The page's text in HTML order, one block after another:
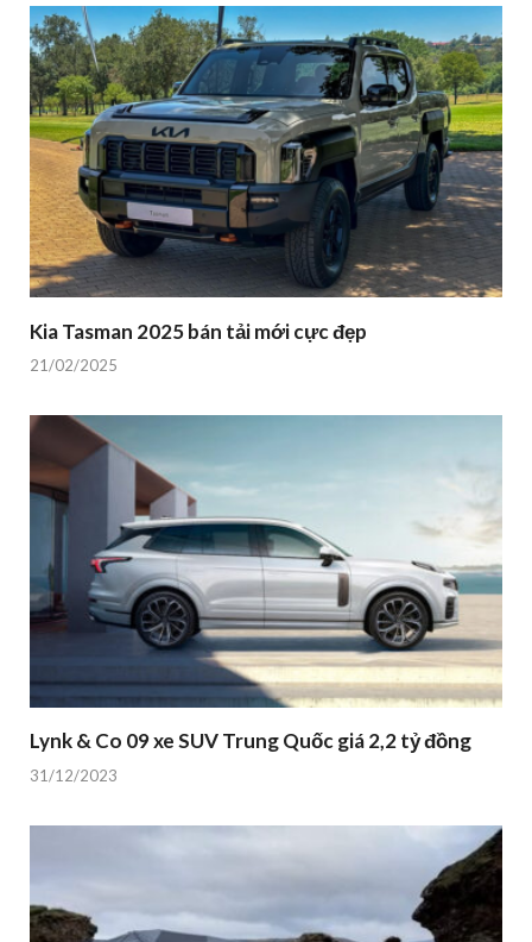
Kia Tasman 2025 bán tải mới cực đẹp
21/02/2025
Lynk & Co 09 xe SUV Trung Quốc giá 2,2 tỷ đồng
31/12/2023